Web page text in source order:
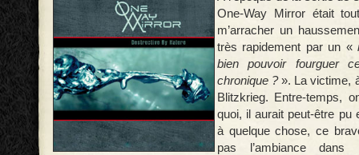
One-Way Mirror était
m’arracher un
très rapidement par un «
bien pouvoir fourguer
chronique ?». La victime,
Blitzkrieg. Entre-temps,
quoi, il aurait peut-être pu
à quelque chose, ce
pas l’ambiance